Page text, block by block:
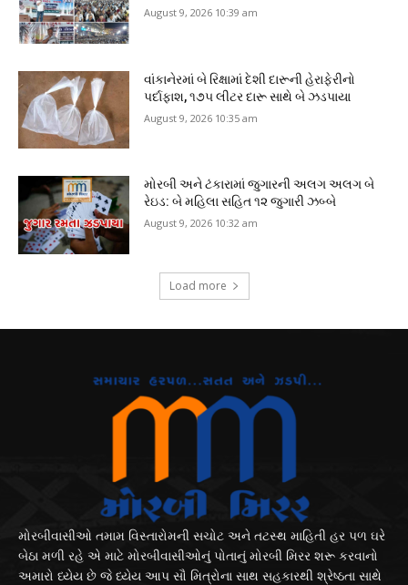
August 9, 2026 10:39 am
વાંકાનેરમાં બે રિક્ષામાં દેશી દારૂની હેરાફેરીનો
પર્દાફાશ, ૧૭૫ લીટર દારૂ સાથે બે ઝડપાયા
August 9, 2026 10:35 am
મોરબી અને ટંકારામાં જુગારની અલગ અલગ બે
રેઇડ: બે મહિલા સહિત ૧૨ જુગારી ઝબ્બે
August 9, 2026 10:32 am
Load more
મોરબીવાસીઓ તમામ વિસ્તારોમની સચોટ અને તટસ્થ માહિતી હર પળ ઘરે
બેઠા મળી રહે એ માટે મોરબીવાસીઓનું પોતાનું મોરબી મિરર શરૂ કરવાનો
અમારો ધ્યેય છે જે ધ્યેય આપ સૌ મિત્રોના સાથ સહકારથી શ્રેષ્ઠતા સાથે